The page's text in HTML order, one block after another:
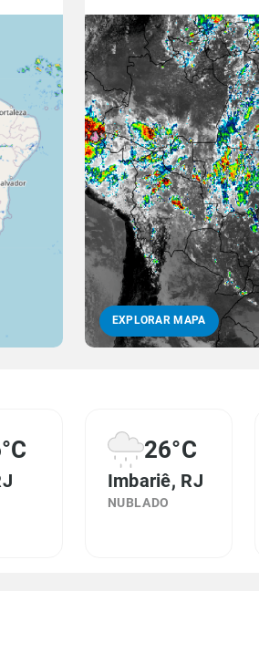
EXPLORAR MAPA
26°C
Imbariê, RJ
NUBLADO